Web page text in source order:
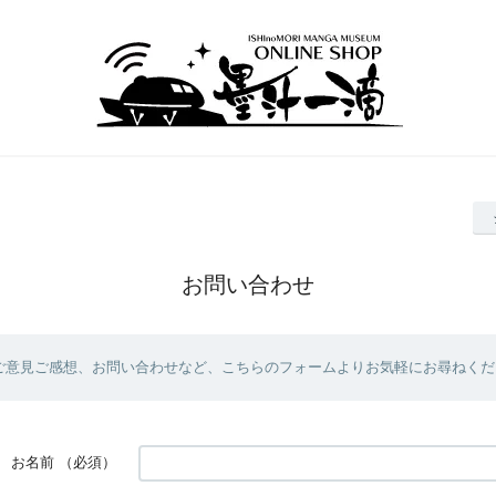
お問い合わせ
見ご感想、お問い合わせなど、こちらのフォームよりお気軽にお尋ねくだ
お名前 （必須）